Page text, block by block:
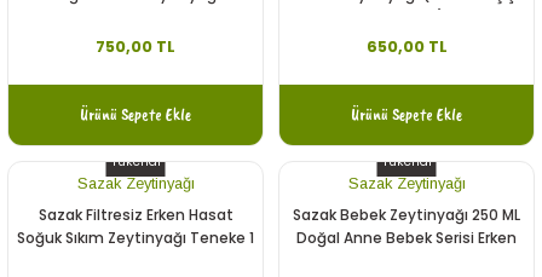
750,00 TL
Ürünü Sepete Ekle
650,00 TL
Ürünü Sepete Ekle
Tükendi
Sazak Zeytinyağı
Sazak Filtresiz Erken Hasat
Soğuk Sıkım Zeytinyağı Teneke 1
Tükendi
Sazak Zeytinyağı
Sazak Bebek Zeytinyağı 250 ML
Doğal Anne Bebek Serisi Erken